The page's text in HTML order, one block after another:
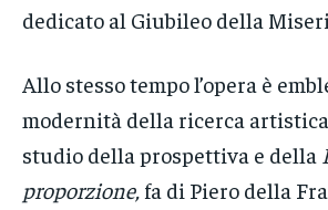
dedicato al Giubileo della
Allo stesso tempo l’opera è
modernità della ricerca
studio della prospettiva e della
proporzione, fa di Piero della